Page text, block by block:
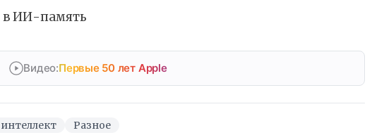
в ИИ-память
Видео:Первые 50 лет Apple
Разное